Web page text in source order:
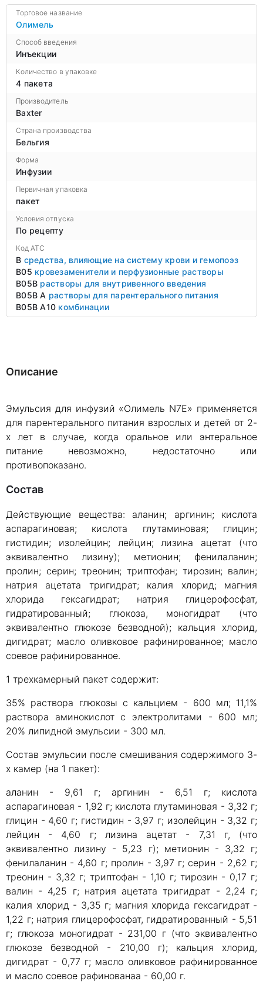
Торговое название
Олимель
Способ введения
Инъекции
Количество в упаковке
4 пакета
Производитель
Baxter
Страна производства
Бельгия
Форма
Инфузии
Первичная упаковка
пакет
Условия отпуска
По рецепту
Код ATC
B средства, влияющие на систему крови и гемопоэз
B05 кровезаменители и перфузионные растворы
B05B растворы для внутривенного введения
B05B A растворы для парентерального питания
B05B A10 комбинации
Описание
Эмульсия для инфузий «Олимель N7E» применяется
для парентерального питания взрослых и детей от 2-
х лет в случае, когда оральное или энтеральное
питание невозможно, недостаточно или
противопоказано.
Состав
Действующие вещества: аланин; аргинин; кислота
аспарагиновая; кислота глутаминовая; глицин;
гистидин; изолейцин; лейцин; лизина ацетат (что
эквивалентно лизину); метионин; фенилаланин;
пролин; серин; треонин; триптофан; тирозин; валин;
натрия ацетата тригидрат; калия хлорид; магния
хлорида гексагидрат; натрия глицерофосфат,
гидратированный; глюкоза, моногидрат (что
эквивалентно глюкозе безводной); кальция хлорид,
дигидрат; масло оливковое рафинированное; масло
соевое рафинированное.
1 трехкамерный пакет содержит:
35% раствора глюкозы с кальцием - 600 мл; 11,1%
раствора аминокислот с электролитами - 600 мл;
20% липидной эмульсии - 300 мл.
Состав эмульсии после смешивания содержимого 3-
х камер (на 1 пакет):
аланин - 9,61 г; аргинин - 6,51 г; кислота
аспарагиновая - 1,92 г; кислота глутаминовая - 3,32 г;
глицин - 4,60 г; гистидин - 3,97 г; изолейцин - 3,32 г;
лейцин - 4,60 г; лизина ацетат - 7,31 г, (что
эквивалентно лизину - 5,23 г); метионин - 3,32 г;
фенилаланин - 4,60 г; пролин - 3,97 г; серин - 2,62 г;
треонин - 3,32 г; триптофан - 1,10 г; тирозин - 0,17 г;
валин - 4,25 г; натрия ацетата тригидрат - 2,24 г;
калия хлорид - 3,35 г; магния хлорида гексагидрат -
1,22 г; натрия глицерофосфат, гидратированный - 5,51
г; глюкоза моногидрат - 231,00 г (что эквивалентно
глюкозе безводной - 210,00 г); кальция хлорид,
дигидрат - 0,77 г; масло оливковое рафинированное
и масло соевое рафинованаа - 60,00 г.